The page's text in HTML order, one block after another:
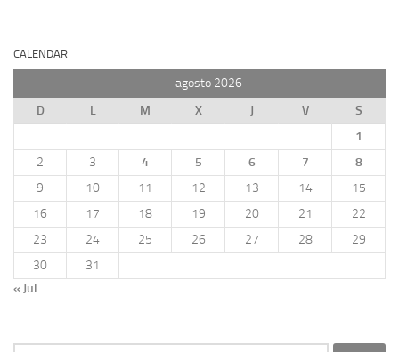
CALENDAR
agosto 2026
D
L M X J V
S
1
2
3 4 5 6 7
8
9
10 11 12 13 14
15
16
17 18 19 20 21
22
23
24 25 26 27 28
29
30
31
« Jul